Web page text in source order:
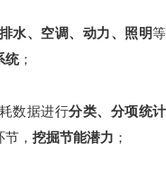
水、空调、动力、照明等
统；
数据进行分类、分项统计
， 挖掘节能潜力 ；